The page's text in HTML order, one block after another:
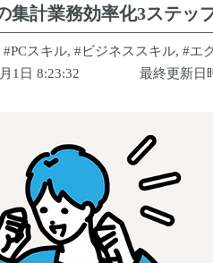
集計業務効率化3ステッ
スキル, #ビジネススキル, #エ
1日 8:23:32 最終更新日